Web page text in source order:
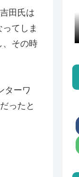
田氏は
てしま
、その時
ターワ
ったと